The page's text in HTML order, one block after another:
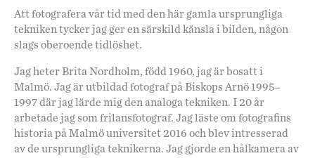
Att fotografera vår tid med den här gamla ursprungliga
tekniken tycker jag ger en särskild känsla i bilden, någon
slags oberoende tidlöshet.
Jag heter Brita Nordholm, född 1960, jag är bosatt i
Malmö. Jag är utbildad fotograf på Biskops Arnö 1995–
1997 där jag lärde mig den analoga tekniken. I 20 år
arbetade jag som frilansfotograf. Jag läste om fotografins
historia på Malmö universitet 2016 och blev intresserad
av de ursprungliga teknikerna. Jag gjorde en hålkamera av